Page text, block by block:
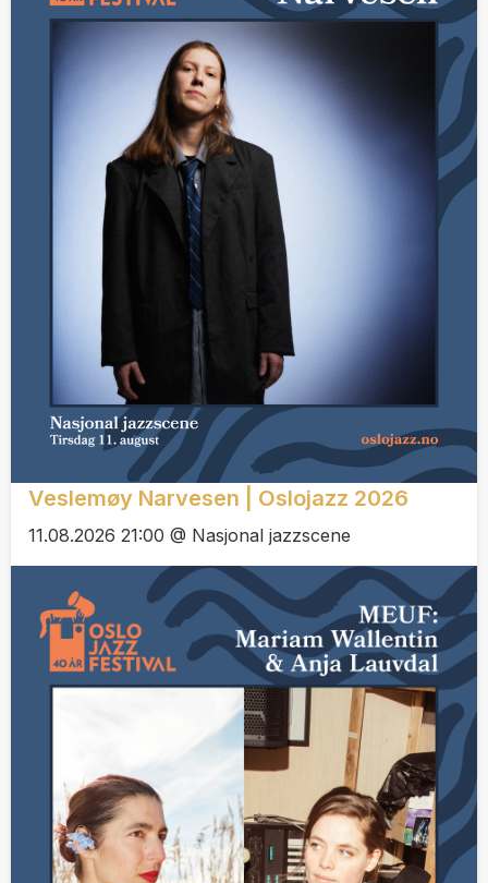
Veslemøy Narvesen | Oslojazz 2026
11.08.2026 21:00 @ Nasjonal jazzscene